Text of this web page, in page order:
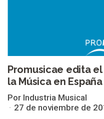
Promusicae edita
la Música en España
Por Industria Musical
27 de noviembre de